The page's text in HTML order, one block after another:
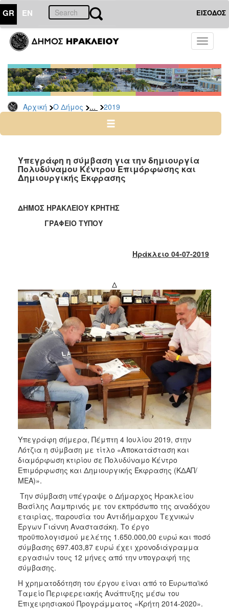
GR EN ΕΙΣΟΔΟΣ
Toggle
Αρχική Ο Δήμος ... 2019
ΔΗΜΟΣ
Δελτία
Τύπου
Αρχείο
2026
2024
2022
2021
2013
2012
2011
2010
2006
ΤΟΠΟΣ
ΠΟΛΙΤΙΣΜΟΣ
ΑΝΘΕΚΤΙΚΗ
ΠΟΛΗ
Υπεγράφη η σύμβαση για την δημιουργία
Πολυδύναμου Κέντρου Επιμόρφωσης και
Δημιουργικής Έκφρασης
ΔΗΜΟΣ ΗΡΑΚΛΕΙΟΥ ΚΡΗΤΗΣ
ΓΡΑΦΕΙΟ ΤΥΠΟΥ
Ηράκλειο 04-07-2019
Δ
Υπεγράφη σήμερα, Πέμπτη 4 Ιουλίου 2019, στην
Λότζια η σύμβαση με τίτλο «Αποκατάσταση και
διαμόρφωση κτιρίου σε Πολυδύναμο Κέντρο
Επιμόρφωσης και Δημιουργικής Έκφρασης (ΚΔΑΠ/
ΜΕΑ)».
Την σύμβαση υπέγραψε ο Δήμαρχος Ηρακλείου
Βασίλης Λαμπρινός με τον εκπρόσωπο της αναδόχου
εταιρίας, παρουσία του Αντιδήμαρχου Τεχνικών
Έργων Γιάννη Αναστασάκη. Το έργο
προϋπολογισμού μελέτης 1.650.000,00 ευρώ και ποσό
σύμβασης 697.403,87 ευρώ έχει χρονοδιάγραμμα
εργασιών τους 12 μήνες από την υπογραφή της
σύμβασης.
Η χρηματοδότηση του έργου είναι από το Ευρωπαϊκό
Ταμείο Περιφερειακής Ανάπτυξης μέσω του
Επιχειρησιακού Προγράμματος «Κρήτη 2014-2020».